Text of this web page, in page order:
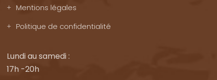
Mentions légales
Politique de confidentialité
Lundi au samedi :
17h -20h